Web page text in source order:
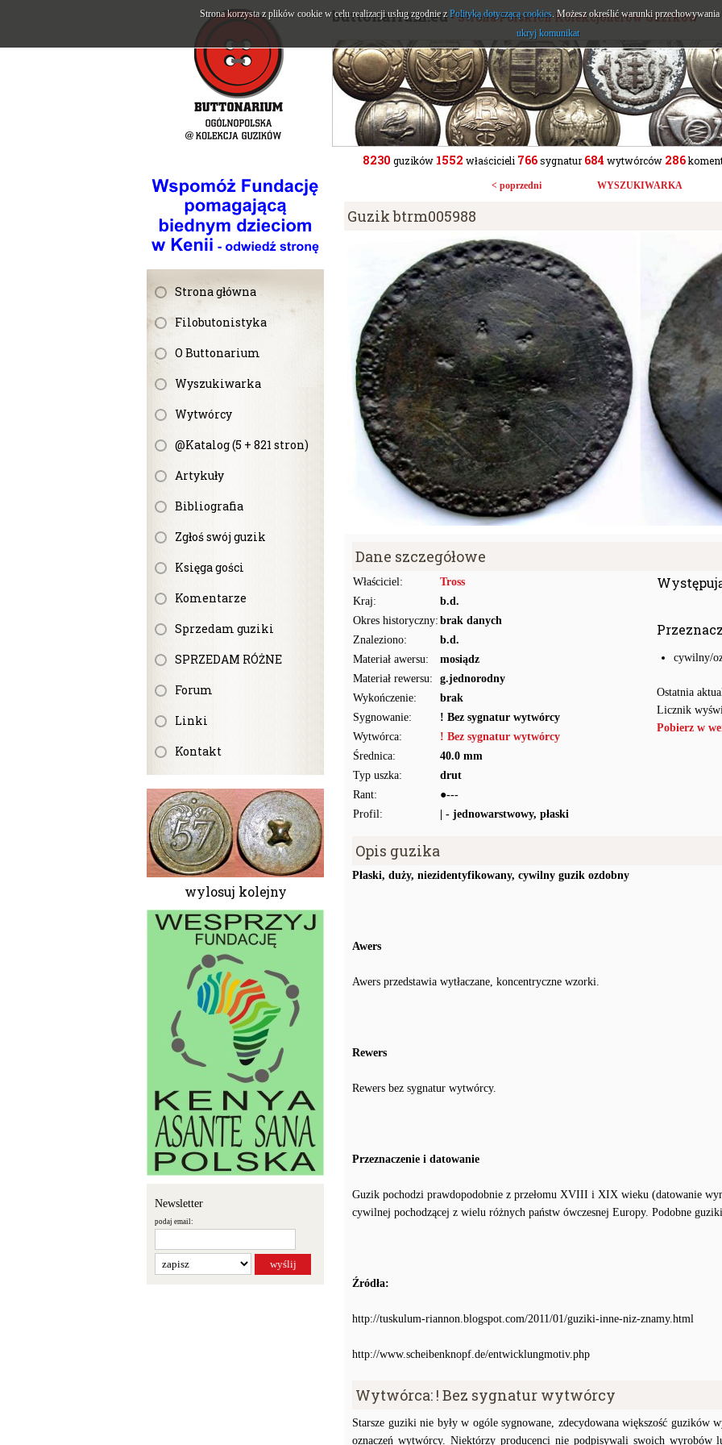
Strona główna
Filobutonistyka
O Buttonarium
Wyszukiwarka
Wytwórcy
@Katalog (5 + 821 stron)
Artykuły
Bibliografia
Zgłoś swój guzik
Księga gości
Komentarze
Sprzedam guziki
SPRZEDAM RÓŻNE
Forum
Linki
Kontakt
wylosuj kolejny
Newsletter
podaj email:
buttonarium.eu- Strona Polskich Kolekcjonerów Guzików
8230 guzików 1552 właścicieli 766sygnatur684 wytwórców 286
< poprzedni WYSZUKIWARKA
Guzik btrm005988
Dane szczegółowe
Właściciel:
Tross
Kraj:
b.d.
Okres historyczny: brak danych
Znaleziono:
b.d.
Materiał awersu:
mosiądz
Materiał rewersu:
g.jednorodny
Wykończenie:
brak
Sygnowanie:
! Bez sygnatur wytwórcy
Wytwórca:
! Bez sygnatur wytwórcy
Średnica:
40.0 mm
Typ uszka:
drut
Rant:
●---
Profil:
| - jednowarstwowy, płaski
cywilny/
Ostatnia
Licznik
Pobierz w
Opis guzika
Płaski, duży, niezidentyfikowany, cywilny guzik ozdobny
Awers
Awers przedstawia wytłaczane, koncentryczne wzorki.
Rewers
Rewers bez sygnatur wytwórcy.
Przeznaczenie i datowanie
Guzik pochodzi prawdopodobnie z przełomu XVIII i XIX wieku (datowanie
cywilnej pochodzącej z wielu różnych państw ówczesnej Europy. Podobne
Źródła:
http://tuskulum-riannon.blogspot.com/2011/01/guziki-inne-niz-znamy.html
http://www.scheibenknopf.de/entwicklungmotiv.php
Wytwórca: ! Bez sygnatur wytwórcy
Starsze guziki nie były w ogóle sygnowane, zdecydowana większość guzików
oznaczeń wytwórcy. Niektórzy producenci nie podpisywali swoich
Strona korzysta z plików cookie w celu realizacji usług zgodnie z Polityką dotyczącą cookies. Możesz określić warunki
ukryj komunikat